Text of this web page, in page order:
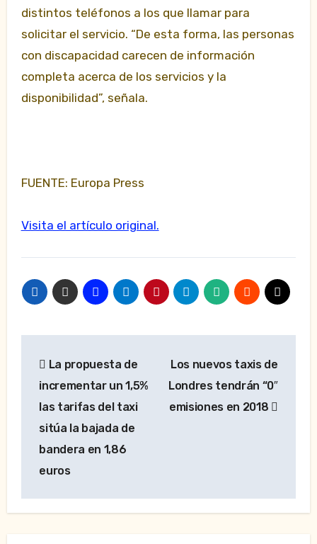
distintos teléfonos a los que llamar para
solicitar el servicio. “De esta forma, las personas
con discapacidad carecen de información
completa acerca de los servicios y la
disponibilidad”, señala.
FUENTE: Europa Press
Visita el artículo original.
de
entradas
La propuesta de
incrementar un 1,5%
las tarifas del taxi
sitúa la bajada de
bandera en 1,86
euros
Los nuevos taxis de
Londres tendrán “0″
emisiones en 2018